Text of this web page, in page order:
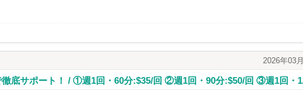
2026年03
徹底サポート！ / ①週1回・60分:$35/回 ②週1回・90分:$50/回 ③週1回・